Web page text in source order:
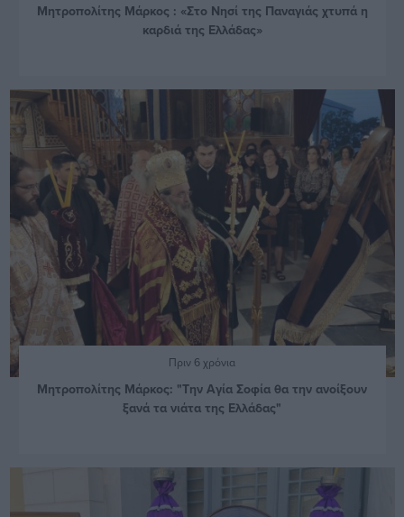
Μητροπολίτης Μάρκος : «Στο Νησί της Παναγιάς χτυπά η
καρδιά της Ελλάδας»
Πριν 6 χρόνια
Μητροπολίτης Μάρκος: "Την Αγία Σοφία θα την ανοίξουν
ξανά τα νιάτα της Ελλάδας"